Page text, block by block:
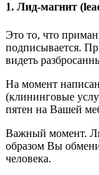
1. Лид-магнит
Это то, что
подписывается.
видеть
На момент
(клининговые
пятен на Вашей
Важный момент.
образом Вы
человека.